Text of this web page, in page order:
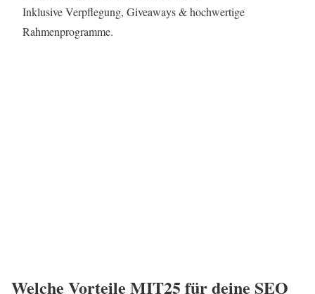
Inklusive Verpflegung, Giveaways & hochwertige
Rahmenprogramme.
Welche Vorteile MIT25 für deine SEO